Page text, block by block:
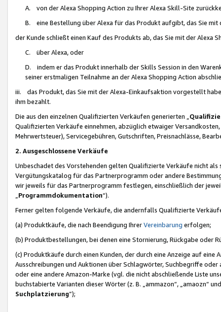
A. von der Alexa Shopping Action zu Ihrer Alexa Skill-Site
B. eine Bestellung über Alexa für das Produkt aufgibt, das Sie mit
der Kunde schließt einen Kauf des Produkts ab, das Sie mit der Alexa
C. über Alexa, oder
D. indem er das Produkt innerhalb der Skills Session in den
seiner erstmaligen Teilnahme an der Alexa Shopping Action
iii. das Produkt, das Sie mit der Alexa-Einkaufsaktion vorgestellt
ihm bezahlt.
Die aus den einzelnen Qualifizierten Verkäufen generierten „
Qualifizierten Verkäufe einnehmen, abzüglich etwaiger
Mehrwertsteuer), Servicegebühren, Gutschriften, Preisnachlässe,
2. Ausgeschlossene Verkäufe
Unbeschadet des Vorstehenden gelten Qualifizierte Verkäufe nicht
Vergütungskatalog für das Partnerprogramm oder andere
wir jeweils für das Partnerprogramm festlegen, einschließlich der
Programmdokumentation“).
Ferner gelten folgende Verkäufe, die andernfalls Qualifizierte
(a) Produktkäufe, die nach Beendigung IhrerVereinbarung erfolgen;
(b) Produktbestellungen, bei denen eine Stornierung, Rückgabe oder
(c) Produktkäufe durch einen Kunden, der durch eine Anzeige auf
Ausschreibungen und Auktionen über Schlagwörter, Suchbegriffe
oder eine andere Amazon-Marke (vgl. die nicht abschließende Liste
buchstabierte Varianten dieser Wörter (z. B. „ammazon“, „amaozn“
Suchplatzierung”);